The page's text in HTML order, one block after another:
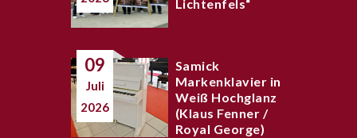
Lichtenfels“
09
Juli
2026
Samick
Markenklavier in
Weiß Hochglanz
(Klaus Fenner /
Royal George)